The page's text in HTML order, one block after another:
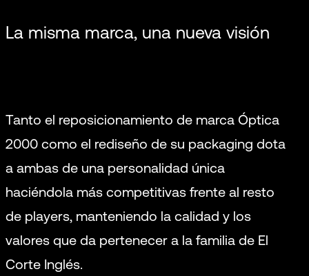
La misma marca, una nueva visión
Tanto el reposicionamiento de marca Óptica
2000 como el rediseño de su packaging dota
a ambas de una personalidad única
haciéndola más competitivas frente al resto
de players, manteniendo la calidad y los
valores que da pertenecer a la familia de El
Corte Inglés.